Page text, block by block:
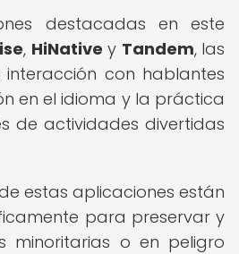
destacadas en este
, HiNative y Tandem, las
con hablantes
en el idioma y la práctica
de actividades divertidas
estas aplicaciones están
para preservar y
minoritarias o en peligro